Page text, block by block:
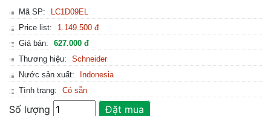
Mã SP:
LC1D09EL
Price list:
1.149.500 đ
Giá bán:
627.000 đ
Thương hiệu:
Schneider
Nước sản xuất:
Indonesia
Tình trạng:
Có sẵn
Số lượng Đặt mua